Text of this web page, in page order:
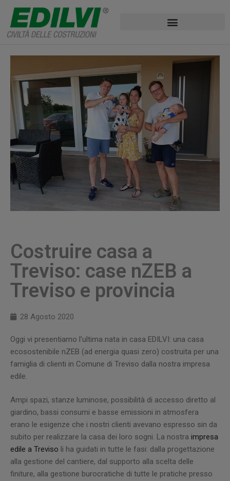
Costruire casa a
Treviso: case nZEB a
Treviso e provincia
28 Agosto 2020
Oggi vi presentiamo l’ultima nata in casa EDILVI: una casa
ecosostenibile nZEB (ad energia quasi zero) costruita per una
famiglia di clienti in Comune di Treviso dalla nostra impresa
edile.
Ampi spazi, stanze luminose, possibilità di accesso diretto al
giardino, bassi consumi e basse emissioni in atmosfera
erano le esigenze che i nostri clienti avevano espresso sin da
subito per realizzare la casa dei loro sogni. La nostra impresa
edile a Treviso li ha guidati in tutte le fasi: dalla progettazione
alla gestione del cantiere, dal supporto alla scelta delle
finiture, alla gestione burocratiche di tutte le pratiche presso